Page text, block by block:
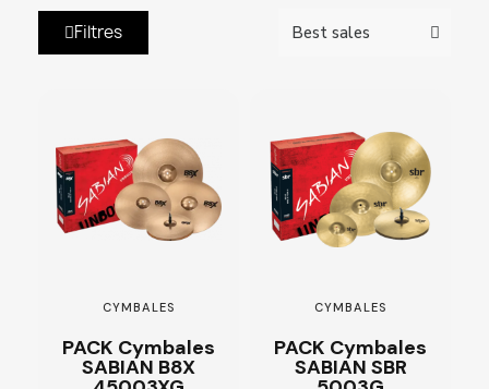
Filtres
CYMBALES
PACK Cymbales
SABIAN B8X
CYMBALES
PACK Cymbales
SABIAN SBR